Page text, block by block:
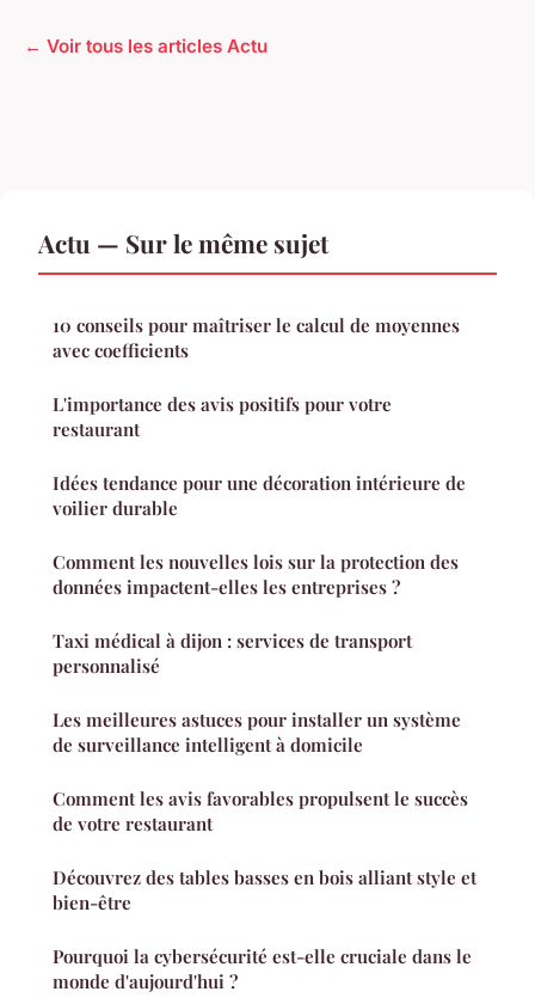
← Voir tous les articles Actu
Actu — Sur le même sujet
10 conseils pour maîtriser le calcul de moyennes
avec coefficients
L'importance des avis positifs pour votre
restaurant
Idées tendance pour une décoration intérieure de
voilier durable
Comment les nouvelles lois sur la protection des
données impactent-elles les entreprises ?
Taxi médical à dijon : services de transport
personnalisé
Les meilleures astuces pour installer un système
de surveillance intelligent à domicile
Comment les avis favorables propulsent le succès
de votre restaurant
Découvrez des tables basses en bois alliant style et
bien-être
Pourquoi la cybersécurité est-elle cruciale dans le
monde d'aujourd'hui ?